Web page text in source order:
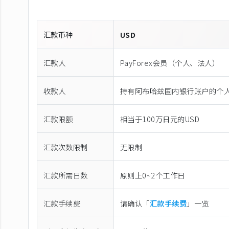
汇款币种 USD
汇款人 PayForex会员（个人、法人）
收款人 持有阿布哈兹国内银行账户的个
汇款限额 相当于100万日元的USD
汇款次数限制 无限制
汇款所需日数 原则上0~2个工作日
汇款手续费 请确认「汇款手续费」一览